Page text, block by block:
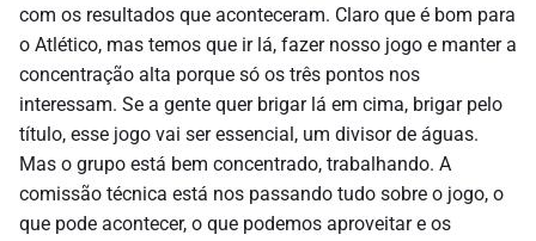
com os resultados que aconteceram. Claro que é bom para
o Atlético, mas temos que ir lá, fazer nosso jogo e manter a
concentração alta porque só os três pontos nos
interessam. Se a gente quer brigar lá em cima, brigar pelo
título, esse jogo vai ser essencial, um divisor de águas.
Mas o grupo está bem concentrado, trabalhando. A
comissão técnica está nos passando tudo sobre o jogo, o
que pode acontecer, o que podemos aproveitar e os